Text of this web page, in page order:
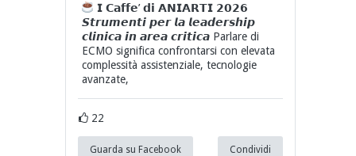
𝗜 𝗖𝗮𝗳𝗳𝗲’ 𝗱𝗶 𝗔𝗡𝗜𝗔𝗥𝗧𝗜 𝟮𝟬𝟮𝟲
𝙎𝙩𝙧𝙪𝙢𝙚𝙣𝙩𝙞 𝙥𝙚𝙧 𝙡𝙖 𝙡𝙚𝙖𝙙𝙚𝙧𝙨𝙝𝙞𝙥
𝙘𝙡𝙞𝙣𝙞𝙘𝙖 𝙞𝙣 𝙖𝙧𝙚𝙖 𝙘𝙧𝙞𝙩𝙞𝙘𝙖 Parlare di
ECMO significa confrontarsi con elevata
complessità assistenziale, tecnologie
avanzate,
22
Guarda su Facebook Condividi